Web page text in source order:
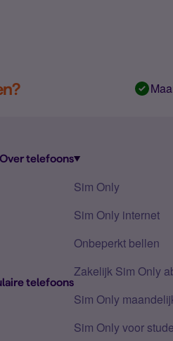
Over telefoons
telefoons
Sim Only
Sim Only internet
Onbeperkt bellen
Zakelijk Sim Only
Sim Only
Sim Only voor